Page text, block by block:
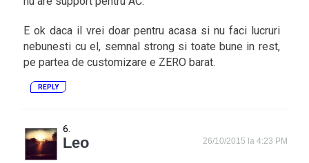
E ok daca il vrei doar pentru acasa si nu faci lucruri
nebunesti cu el, semnal strong si toate bune in rest,
pe partea de customizare e ZERO barat.
REPLY
Leo 26/10/2015 la 4:23 PM